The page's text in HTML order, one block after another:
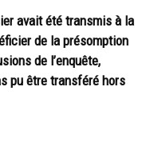
avait été transmis à la
de la présomption
de l’enquête,
pu être transféré hors